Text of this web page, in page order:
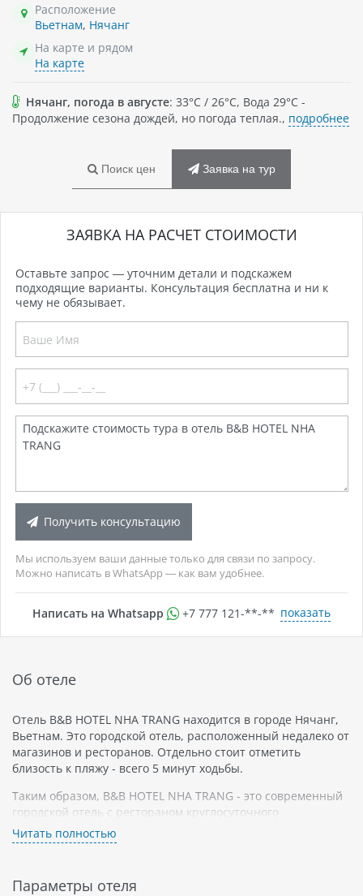
Расположение
Вьетнам, Нячанг
На карте и рядом
На карте
Нячанг, погода в августе: 33°C / 26°C, Вода 29°C -
Продолжение сезона дождей, но погода теплая., подробнее
Поиск цен Заявка на тур
ЗАЯВКА НА РАСЧЕТ СТОИМОСТИ
Оставьте запрос — уточним детали и подскажем
подходящие варианты. Консультация бесплатна и ни к
чему не обязывает.
Получить консультацию
Мы используем ваши данные только для связи по запросу.
Можно написать в WhatsApp — как вам удобнее.
Написать на Whatsapp +7 777 121-**-** показать
Об отеле
Отель B&B HOTEL NHA TRANG находится в городе Нячанг,
Вьетнам. Это городской отель, расположенный недалеко от
магазинов и ресторанов. Отдельно стоит отметить
близость к пляжу - всего 5 минут ходьбы.
Таким образом, B&B HOTEL NHA TRANG - это современный
городской отель с рестораном круглосуточного
обслуживания и фитнес-центром. Он находится всего в 5
минутах ходьбы от пляжа и предоставляет возможность
Читать полностью
Параметры отеля